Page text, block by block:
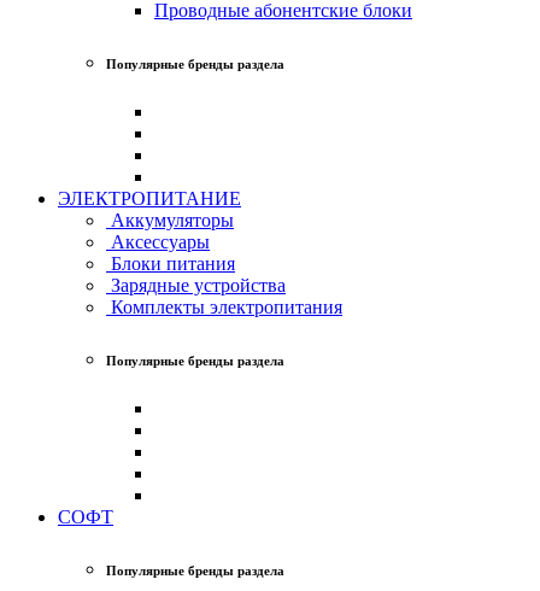
Проводные абонентские блоки
Популярные бренды раздела
ЭЛЕКТРОПИТАНИЕ
Аккумуляторы
Аксессуары
Блоки питания
Зарядные устройства
Комплекты электропитания
Популярные бренды раздела
СОФТ
Популярные бренды раздела